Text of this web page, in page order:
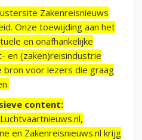
Zakenreisnieuws
Onze toewijding aan het
en onafhankelijke
en (zaken)reisindustrie
bron voor lezers die graag
content:
en Zakenreisnieuws.nl krijg